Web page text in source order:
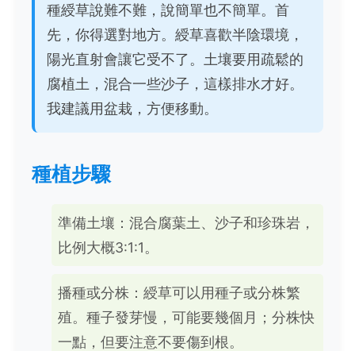
種綬草說難不難，說簡單也不簡單。首
先，你得選對地方。綬草喜歡半陰環境，
陽光直射會讓它受不了。土壤要用疏鬆的
腐植土，混合一些沙子，這樣排水才好。
我建議用盆栽，方便移動。
種植步驟
準備土壤：混合腐葉土、沙子和珍珠岩，
比例大概3:1:1。
播種或分株：綬草可以用種子或分株繁
殖。種子發芽慢，可能要幾個月；分株快
一點，但要注意不要傷到根。